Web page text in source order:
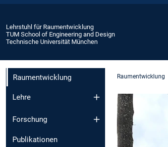
Lehrstuhl für Raumentwicklung
TUM School of Engineering and Design
Technische Universität München
Raumentwicklung
Lehre
Forschung
Publikationen
Raumentwicklung